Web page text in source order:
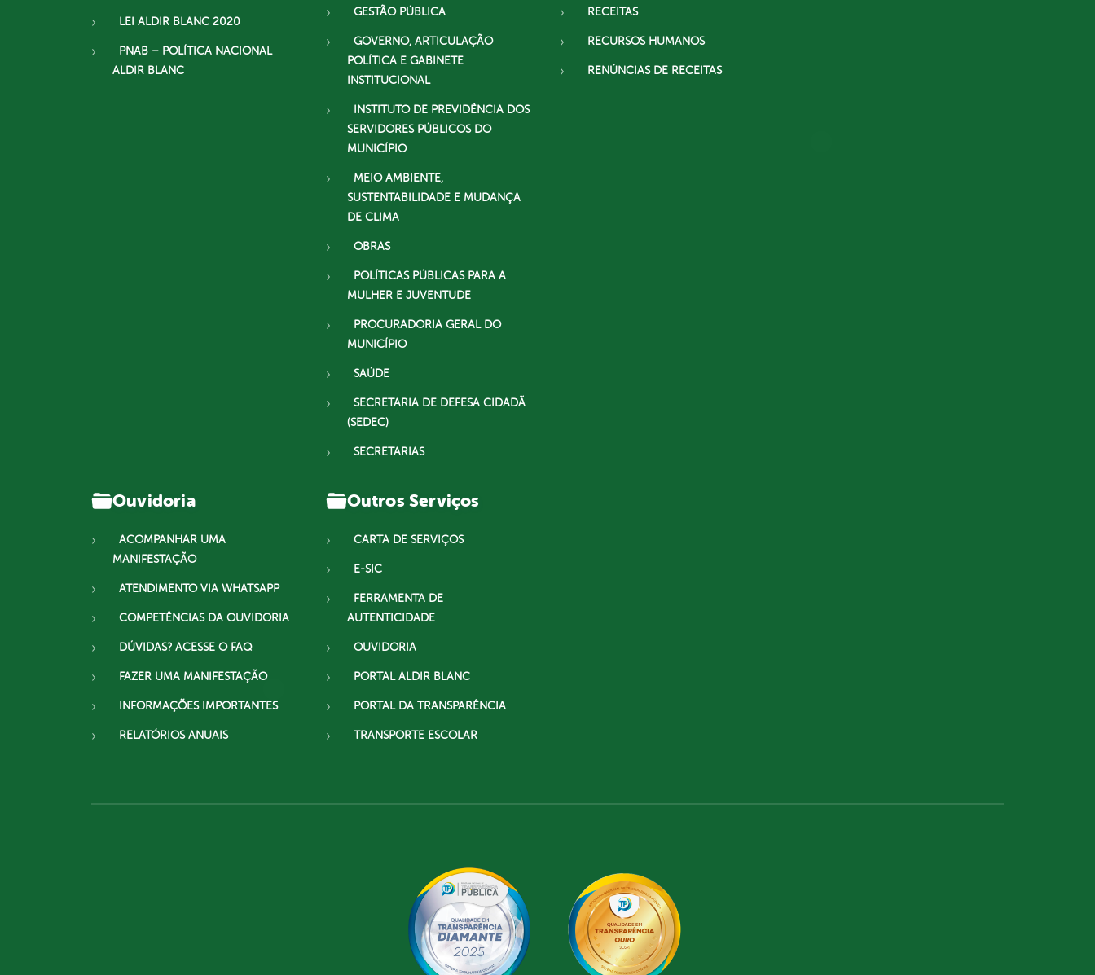
LEI ALDIR BLANC 2020
PNAB – POLÍTICA NACIONAL
ALDIR BLANC
GESTÃO PÚBLICA
GOVERNO, ARTICULAÇÃO
POLÍTICA E GABINETE
INSTITUCIONAL
INSTITUTO DE PREVIDÊNCIA DOS
SERVIDORES PÚBLICOS DO
MUNICÍPIO
MEIO AMBIENTE,
SUSTENTABILIDADE E MUDANÇA
DE CLIMA
OBRAS
POLÍTICAS PÚBLICAS PARA A
MULHER E JUVENTUDE
PROCURADORIA GERAL DO
MUNICÍPIO
SAÚDE
SECRETARIA DE DEFESA CIDADÃ
(SEDEC)
SECRETARIAS
RECEITAS
RECURSOS HUMANOS
RENÚNCIAS DE RECEITAS
Ouvidoria
ACOMPANHAR UMA
MANIFESTAÇÃO
ATENDIMENTO VIA WHATSAPP
COMPETÊNCIAS DA OUVIDORIA
DÚVIDAS? ACESSE O FAQ
FAZER UMA MANIFESTAÇÃO
INFORMAÇÕES IMPORTANTES
RELATÓRIOS ANUAIS
Outros Serviços
CARTA DE SERVIÇOS
E-SIC
FERRAMENTA DE
AUTENTICIDADE
OUVIDORIA
PORTAL ALDIR BLANC
PORTAL DA TRANSPARÊNCIA
TRANSPORTE ESCOLAR